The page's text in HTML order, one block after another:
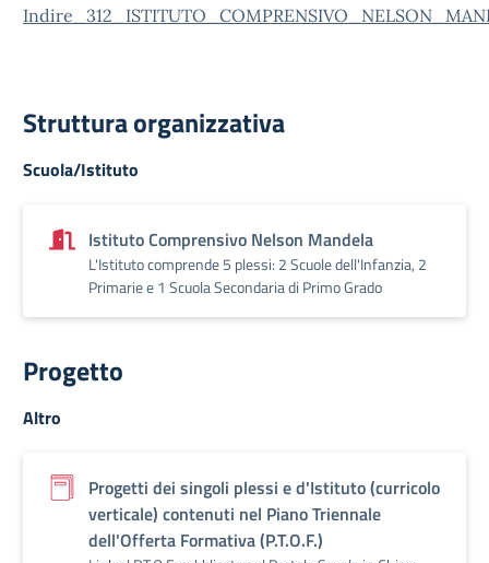
Struttura organizzativa
Scuola/Istituto
Istituto Comprensivo Nelson Mandela
L'Istituto comprende 5 plessi: 2 Scuole dell'Infanzia, 2
Primarie e 1 Scuola Secondaria di Primo Grado
Progetto
Altro
Progetti dei singoli plessi e d'Istituto (curricolo
verticale) contenuti nel Piano Triennale
dell'Offerta Formativa (P.T.O.F.)